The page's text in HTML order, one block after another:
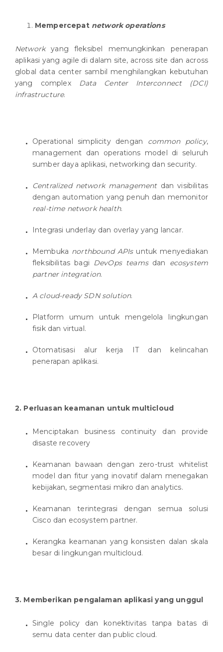
Mempercepat network operations
Networkyang fleksibel memungkinkan penerapan
aplikasi yang agile di dalam site, across site dan across
global data center sambil menghilangkan kebutuhan
yang complex Data Center Interconnect (DCI)
infrastructure.
Operational simplicity dengan common policy,
management dan operations model di seluruh
sumber daya aplikasi, networking dan security.
Centralized network managementdan visibilitas
dengan automation yang penuh dan memonitor
real-time network health.
Integrasi underlay dan overlay yang lancar.
Membuka northbound APIsuntuk menyediakan
fleksibilitas bagi DevOps teamsdan ecosystem
partner integration.
A cloud-ready SDN solution.
Platform umum untuk mengelola lingkungan
fisik dan virtual.
Otomatisasi alur kerja IT dan kelincahan
penerapan aplikasi.
2. Perluasan keamanan untuk multicloud
Menciptakan business continuity dan provide
disaste recovery
Keamanan bawaan dengan zero-trust whitelist
model dan fitur yang inovatif dalam menegakan
kebijakan, segmentasi mikro dan analytics.
Keamanan terintegrasi dengan semua solusi
Cisco dan ecosystem partner.
Kerangka keamanan yang konsisten dalan skala
besar di lingkungan multicloud.
3. Memberikan pengalaman aplikasi yang unggul
Single policy dan konektivitas tanpa batas di
semu data center dan public cloud.